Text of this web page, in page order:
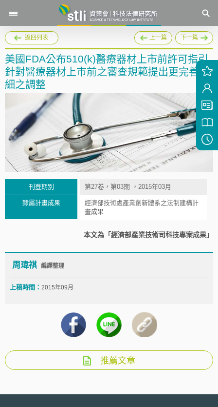
返回列表 上一篇 下一篇
美國FDA公布510(k)醫療器材上市前許可指引
針對醫療器材上市前之審查規範提出更完善詳
細之調整
刊登期別 第27卷，第03期 ，2015年03月
隸屬計畫成果
經濟部技術處產業創新體系之法制建構計
畫成果
本文為「經濟部產業技術司科技專案成果」
周瑋祺 編譯整理
上稿時間： 2015年09月
推薦文章